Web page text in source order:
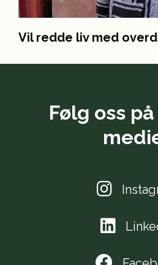
Vil redde liv med
Følg oss